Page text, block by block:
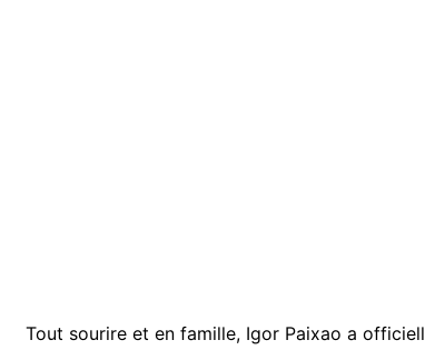
Tout sourire et en famille, Igor Paixao a